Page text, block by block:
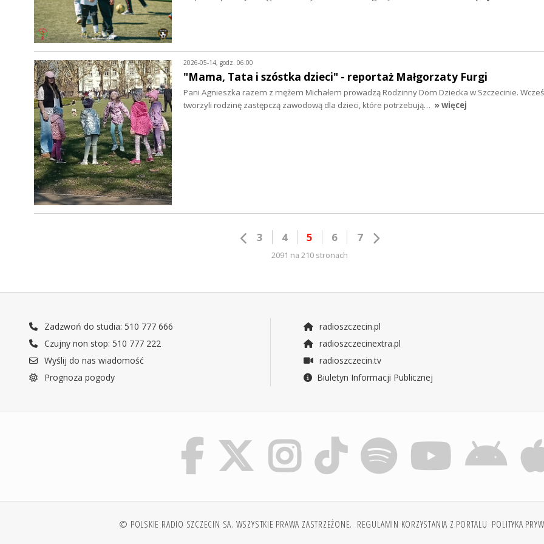
2026-05-14, godz. 06:00
"Mama, Tata i szóstka dzieci" - reportaż Małgorzaty Furgi
Pani Agnieszka razem z mężem Michałem prowadzą Rodzinny Dom Dziecka w Szczecinie.
tworzyli rodzinę zastępczą zawodową dla dzieci, które potrzebują… » więcej
3 4 5 6 7
2091 na 210 stronach
Zadzwoń do studia: 510 777 666
Czujny non stop: 510 777 222
Wyślij do nas wiadomość
Prognoza pogody
radioszczecin.pl
radioszczecinextra.pl
radioszczecin.tv
Biuletyn Informacji Publicznej
© POLSKIE RADIO SZCZECIN SA. WSZYSTKIE PRAWA ZASTRZEŻONE. REGULAMIN KORZYSTANIA Z PORTALU POLITYKA